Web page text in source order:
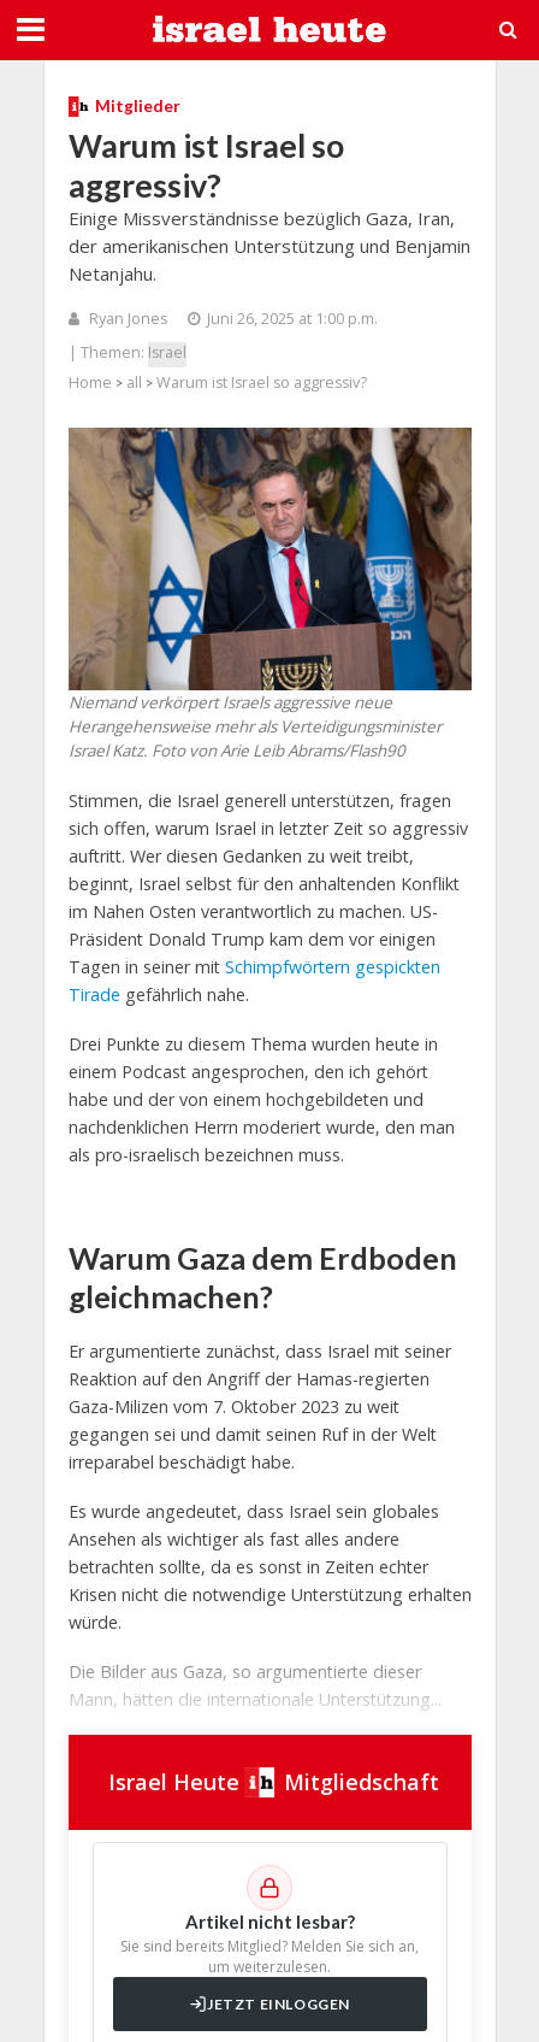
Mitglieder
Warum ist Israel so
aggressiv?
Einige Missverständnisse bezüglich Gaza, Iran,
der amerikanischen Unterstützung und Benjamin
Netanjahu.
Ryan Jones
Juni 26, 2025 at 1:00 p.m.
| Themen: Israel
Home > all > Warum ist Israel so aggressiv?
Niemand verkörpert Israels aggressive neue
Herangehensweise mehr als Verteidigungsminister
Israel Katz. Foto von Arie Leib Abrams/Flash90
Stimmen, die Israel generell unterstützen, fragen
sich offen, warum Israel in letzter Zeit so aggressiv
auftritt. Wer diesen Gedanken zu weit treibt,
beginnt, Israel selbst für den anhaltenden Konflikt
im Nahen Osten verantwortlich zu machen. US-
Präsident Donald Trump kam dem vor einigen
Tagen in seiner mit Schimpfwörtern gespickten
Tirade gefährlich nahe.
Drei Punkte zu diesem Thema wurden heute in
einem Podcast angesprochen, den ich gehört
habe und der von einem hochgebildeten und
nachdenklichen Herrn moderiert wurde, den man
als pro-israelisch bezeichnen muss.
Warum Gaza dem Erdboden
gleichmachen?
Er argumentierte zunächst, dass Israel mit seiner
Reaktion auf den Angriff der Hamas-regierten
Gaza-Milizen vom 7. Oktober 2023 zu weit
gegangen sei und damit seinen Ruf in der Welt
irreparabel beschädigt habe.
Es wurde angedeutet, dass Israel sein globales
Ansehen als wichtiger als fast alles andere
betrachten sollte, da es sonst in Zeiten echter
Krisen nicht die notwendige Unterstützung erhalten
würde.
Die Bilder aus Gaza, so argumentierte dieser
Mann, hätten die internationale Unterstützung...
Israel Heute Mitgliedschaft
Artikel nicht lesbar?
Sie sind bereits Mitglied? Melden Sie sich an,
um weiterzulesen.
JETZT EINLOGGEN